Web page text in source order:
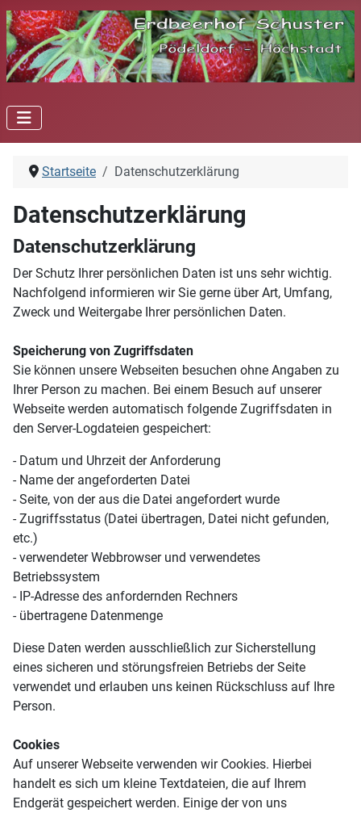
Startseite Datenschutzerklärung
Datenschutzerklärung
Datenschutzerklärung
Der Schutz Ihrer persönlichen Daten ist uns sehr wichtig.
Nachfolgend informieren wir Sie gerne über Art, Umfang,
Zweck und Weitergabe Ihrer persönlichen Daten.
Speicherung von Zugriffsdaten
Sie können unsere Webseiten besuchen ohne Angaben zu
Ihrer Person zu machen. Bei einem Besuch auf unserer
Webseite werden automatisch folgende Zugriffsdaten in
den Server-Logdateien gespeichert:
- Datum und Uhrzeit der Anforderung
- Name der angeforderten Datei
- Seite, von der aus die Datei angefordert wurde
- Zugriffsstatus (Datei übertragen, Datei nicht gefunden,
etc.)
- verwendeter Webbrowser und verwendetes
Betriebssystem
- IP-Adresse des anfordernden Rechners
- übertragene Datenmenge
Diese Daten werden ausschließlich zur Sicherstellung
eines sicheren und störungsfreien Betriebs der Seite
verwendet und erlauben uns keinen Rückschluss auf Ihre
Person.
Cookies
Auf unserer Webseite verwenden wir Cookies. Hierbei
handelt es sich um kleine Textdateien, die auf Ihrem
Endgerät gespeichert werden. Einige der von uns